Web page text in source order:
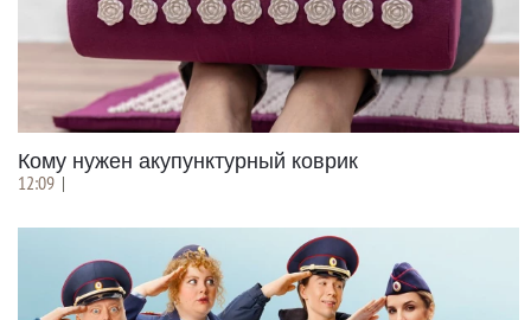
Кому нужен акупунктурный коврик
12:09 |